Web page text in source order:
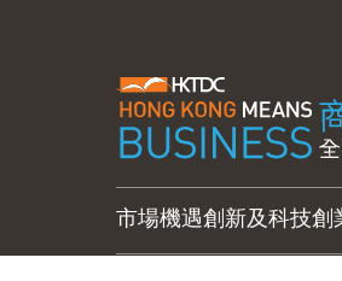
市場機遇創新及科技創